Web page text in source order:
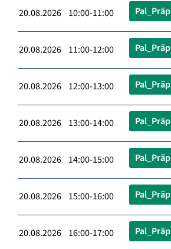
20.08.2026 10:00-11:00 Pal_Präp
20.08.2026 11:00-12:00 Pal_Präp
20.08.2026 12:00-13:00 Pal_Präp
20.08.2026 13:00-14:00 Pal_Präp
20.08.2026 14:00-15:00 Pal_Präp
20.08.2026 15:00-16:00 Pal_Präp
20.08.2026 16:00-17:00 Pal_Präp